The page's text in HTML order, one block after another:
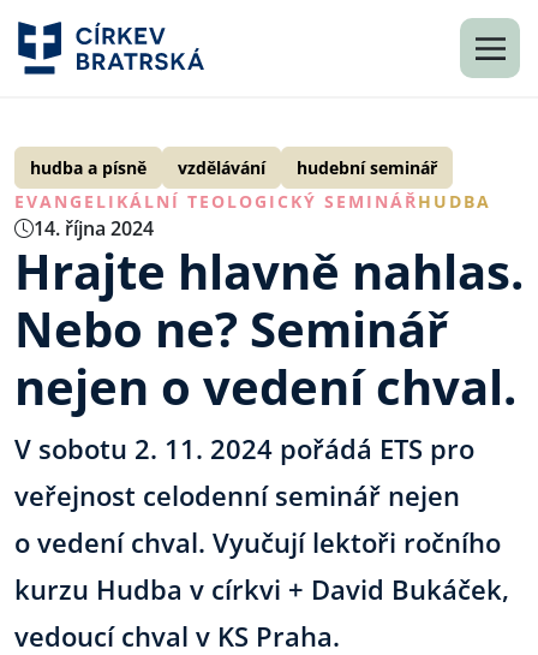
hudba a písně vzdělávání
hudební seminář
EVANGELIKÁLNÍ TEOLOGICKÝ SEMINÁŘHUDBA
14. října 2024
Hrajte hlavně nahlas.
Nebo ne? Seminář
nejen o vedení chval.
V sobotu 2. 11. 2024 pořádá ETS pro
veřejnost celodenní seminář nejen
o vedení chval. Vyučují lektoři ročního
kurzu Hudba v církvi + David Bukáček,
vedoucí chval v KS Praha.